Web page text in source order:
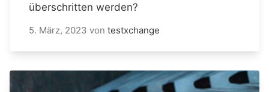
überschritten werden?
5. März, 2023 von testxchange